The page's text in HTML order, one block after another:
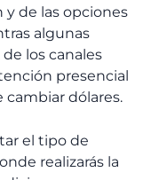
y de las opciones
algunas
los canales
presencial
cambiar dólares.
el tipo de
realizarás la